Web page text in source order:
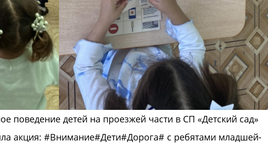
поведение детей на проезжей части в СП «Детский сад»
акция: #Внимание#Дети#Дорога# с ребятами младшей-